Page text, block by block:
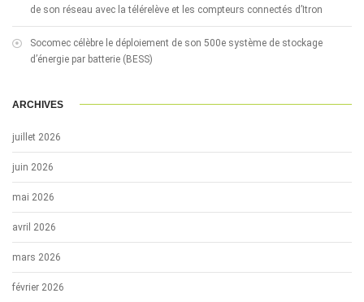
de son réseau avec la télérelève et les compteurs connectés d’Itron
Socomec célèbre le déploiement de son 500e système de stockage
d’énergie par batterie (BESS)
ARCHIVES
juillet 2026
juin 2026
mai 2026
avril 2026
mars 2026
février 2026